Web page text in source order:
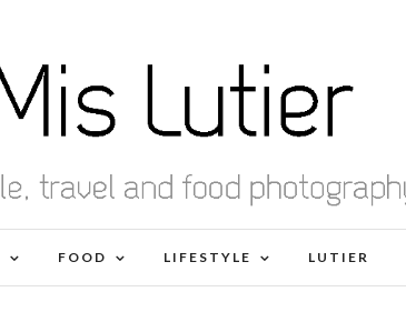
FOOD LIFESTYLE LUTIER